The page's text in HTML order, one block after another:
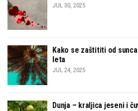
JUL 30, 2025
Kako se zaštititi od
leta
JUL 24, 2025
Dunja – kraljica jeseni i